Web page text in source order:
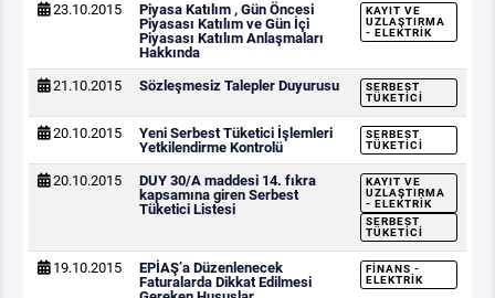
23.10.2015
Piyasa Katılım , Gün Öncesi
Piyasası Katılım ve Gün İçi
Piyasası Katılım Anlaşmaları
Hakkında
KAYIT VE
UZLAŞTIRMA
- ELEKTRIK
21.10.2015 Sözleşmesiz Talepler Duyurusu
SERBEST
TÜKETICI
20.10.2015
Yeni Serbest Tüketici İşlemleri
Yetkilendirme Kontrolü
SERBEST
TÜKETICI
20.10.2015
DUY 30/A maddesi 14. fıkra
kapsamına giren Serbest
Tüketici Listesi
KAYIT VE
UZLAŞTIRMA
- ELEKTRIK
SERBEST
TÜKETICI
19.10.2015
EPİAŞ’a Düzenlenecek
Faturalarda Dikkat Edilmesi
FINANS -
ELEKTRIK